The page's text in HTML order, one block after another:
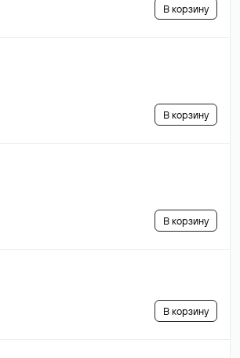
В корзину
В корзину
В корзину
В корзину